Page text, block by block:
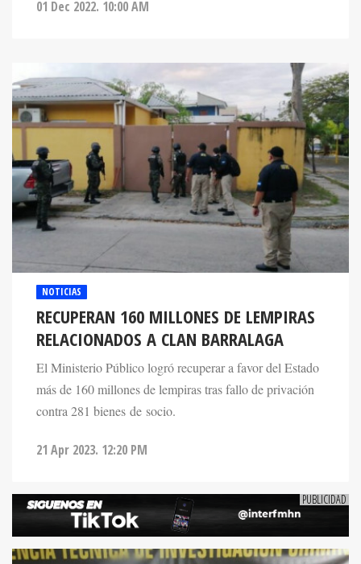
01 Dec 2022. 10:00 AM
NOTICIAS
RECUPERAN 160 MILLONES DE LEMPIRAS
RELACIONADOS A CLAN BARRALAGA
El Ministerio Público logró recuperar a favor del Estado
más de 160 millones de lempiras tras fallo de privación
contra 281 bienes de socio.
21 Apr 2023. 12:20 PM